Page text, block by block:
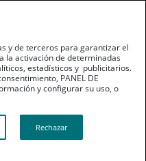
sus nuevas
y de terceros para garantizar el
la activación de determinadas
estadísticos y publicitarios.
PANEL DE
y configurar su uso, o
Rechazar